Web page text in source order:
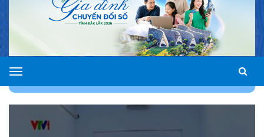
xã
Hòa
Mỹ